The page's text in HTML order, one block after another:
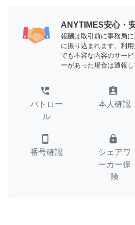
ANYTIMES安心・
報酬は取引前に事務局
に振り込まれます。利
でも不審な内容のサー
ーがあった場合は通報し
perm_phone_msg
パトロー
ル
assignment_ind
本人確認
smartphone
番号確認
lock
シェアワ
ーカー保
険